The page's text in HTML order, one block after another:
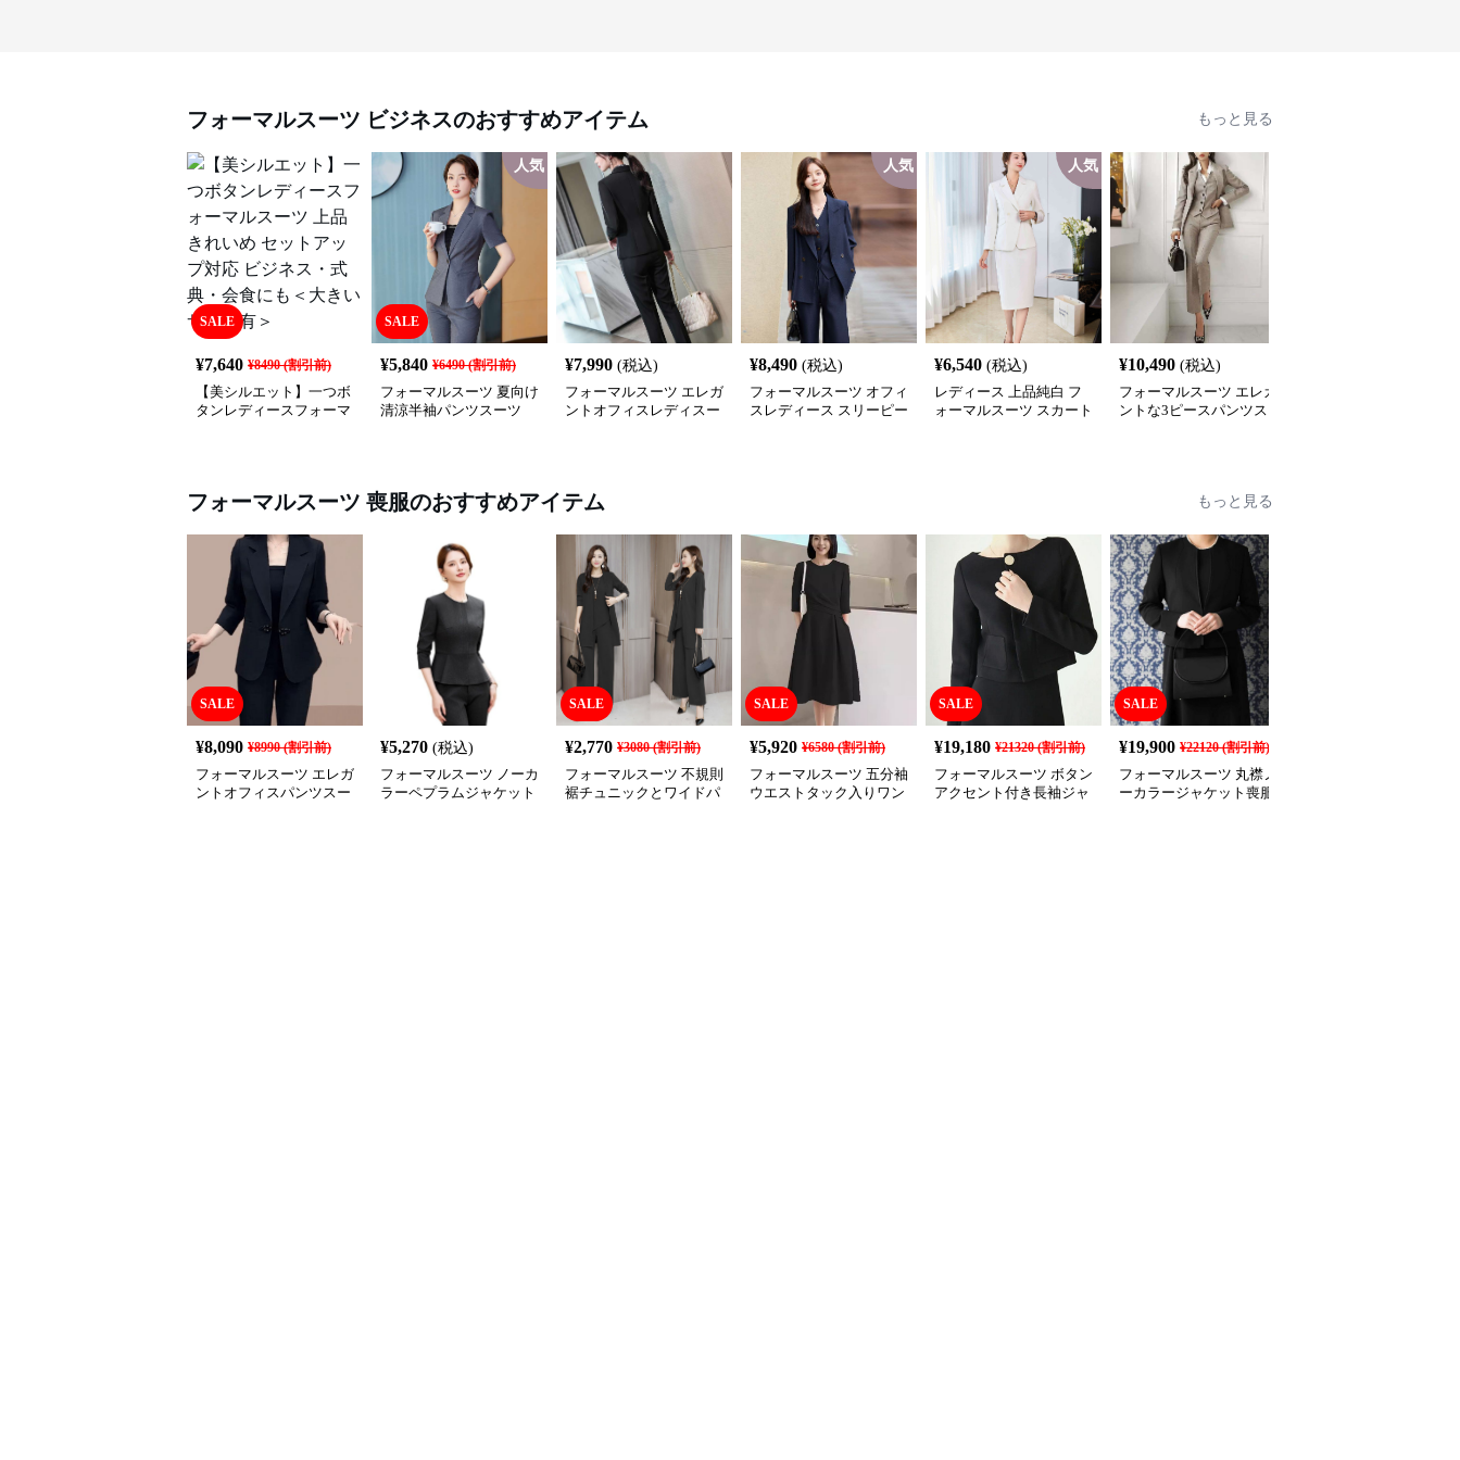
フォーマルスーツ ビジネスのおすすめアイテム もっと見る
SALE
¥7,640 ¥8490(割引前)
【美シルエット】一つボ
タンレディースフォーマ
SALE
人気
¥5,840 ¥6490(割引前)
フォーマルスーツ 夏向け
清涼半袖パンツスーツ
¥7,990 (税込)
フォーマルスーツ エレガ
ントオフィスレディスー
人気
¥8,490 (税込)
フォーマルスーツ オフィ
スレディース スリーピー
人気
¥6,540 (税込)
レディース 上品純白 フ
ォーマルスーツ スカート
¥10,490 (税込)
フォーマルスーツ エレガ
ントな3ピースパンツス
フォーマルスーツ 喪服のおすすめアイテム もっと見る
SALE
¥8,090 ¥8990(割引前)
フォーマルスーツ エレガ
ントオフィスパンツスー
¥5,270 (税込)
フォーマルスーツ ノーカ
ラーペプラムジャケット
SALE
¥2,770 ¥3080(割引前)
フォーマルスーツ 不規則
裾チュニックとワイドパ
SALE
¥5,920 ¥6580(割引前)
フォーマルスーツ 五分袖
ウエストタック入りワン
SALE
¥19,180 ¥21320(割引前)
フォーマルスーツ ボタン
アクセント付き長袖ジャ
SALE
¥19,900 ¥22120(割引前)
フォーマルスーツ 丸襟ノ
ーカラージャケット喪服